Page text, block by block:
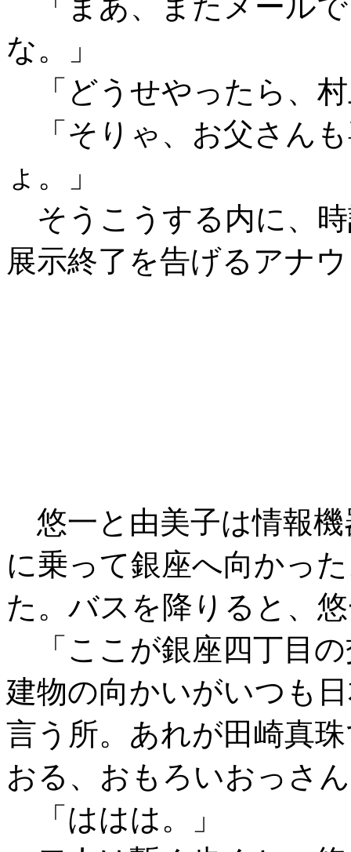
な。」
「どうせやったら、
「そりゃ、お父さん
ょ。」
そうこうする内に、
展示終了を告げるアナ
悠一と由美子は情報
に乗って銀座へ向かっ
た。バスを降りると、
「ここが銀座四丁目
建物の向かいがいつも
言う所。あれが田崎真
おる、おもろいおっさ
「ははは。」